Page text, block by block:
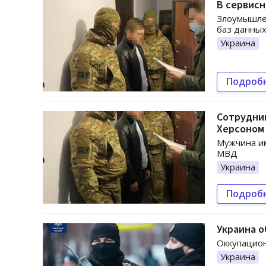
В
баз
Украина
Херсоном
Мужчина
МВД
Украина
Украина
Украина